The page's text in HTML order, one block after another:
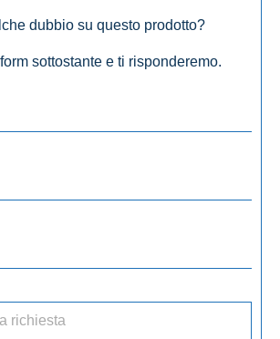
dubbio su questo prodotto?
sottostante e ti risponderemo.